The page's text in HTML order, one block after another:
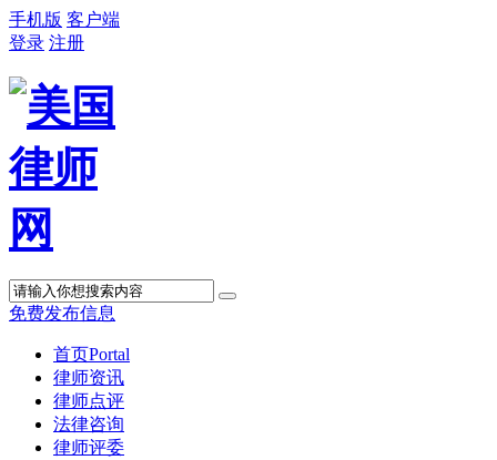
手机版 客户端
登录 注册
免费发布信息
首页Portal
律师资讯
律师点评
法律咨询
律师评委